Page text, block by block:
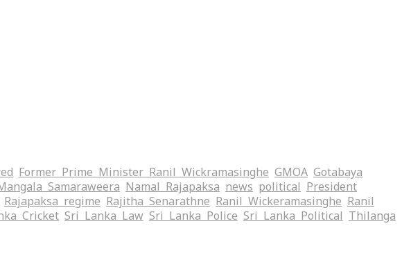
Former Prime Minister Ranil Wickramasinghe GMOA Gotabaya
Samaraweera Namal Rajapaksa news political President
Rajapaksa regime Rajitha Senarathne Ranil Wickeramasinghe Ranil
Cricket Sri Lanka Law Sri Lanka Police Sri Lanka Political Thilanga